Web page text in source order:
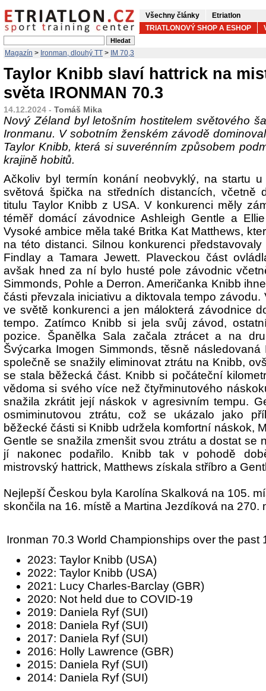
Všechny články
Etriatlon
TRIATLONOVÝ SHOP A ESHOP
Magazín > Ironman, dlouhý TT > IM 70,3
Taylor Knibb slaví hattrick na
světa IRONMAN 70.3
14.12.2024 - Tomáš Mika
Nový Zéland byl letošním hostitelem světového
Ironmanu. V sobotním ženském závodě
Taylor Knibb, která si suverénním způsobem
krajině hobitů.
Ačkoliv byl termín konání neobvyklý, na startu
světová špička na středních distancích, včetně
titulu Taylor Knibb z USA. V konkurenci měly
téměř domácí závodnice Ashleigh Gentle a
Vysoké ambice měla také Britka Kat Matthews,
na této distanci. Silnou konkurenci
Findlay a Tamara Jewett. Plaveckou část
avšak hned za ní bylo husté pole závodnic
Simmonds, Pohle a Derron. Američanka Knibb
části převzala iniciativu a diktovala tempo
ve světě konkurenci a jen málokterá závodnice
tempo. Zatímco Knibb si jela svůj závod,
pozice. Španělka Sala začala ztrácet a na
Švýcarka Imogen Simmonds, těsně následovaná
společně se snažily eliminovat ztrátu na Knibb,
se stala běžecká část. Knibb si počáteční
vědoma si svého více než čtyřminutového
snažila zkrátit její náskok v agresivním tempu.
osmiminutovou ztrátu, což se ukázalo jako
běžecké části si Knibb udržela komfortní náskok,
Gentle se snažila zmenšit svou ztrátu a dostat se
jí nakonec podařilo. Knibb tak v pohodě
mistrovský hattrick, Matthews získala stříbro a
Nejlepší Českou byla Karolína Skalková na 105.
skončila na 16. místě a Martina Jezdíková na 270.
Ironman 70.3 World Championships over the past
2023: Taylor Knibb (USA)
2022: Taylor Knibb (USA)
2021: Lucy Charles-Barclay (GBR)
2020: Not held due to COVID-19
2019: Daniela Ryf (SUI)
2018: Daniela Ryf (SUI)
2017: Daniela Ryf (SUI)
2016: Holly Lawrence (GBR)
2015: Daniela Ryf (SUI)
2014: Daniela Ryf (SUI)